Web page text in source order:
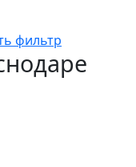
фильтр